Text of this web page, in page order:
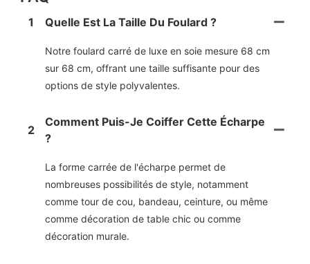
1 Quelle Est La Taille Du Foulard ?
Notre foulard carré de luxe en soie mesure 68 cm
sur 68 cm, offrant une taille suffisante pour des
options de style polyvalentes.
2
Comment Puis-Je Coiffer Cette Écharpe
?
La forme carrée de l'écharpe permet de
nombreuses possibilités de style, notamment
comme tour de cou, bandeau, ceinture, ou même
comme décoration de table chic ou comme
décoration murale.